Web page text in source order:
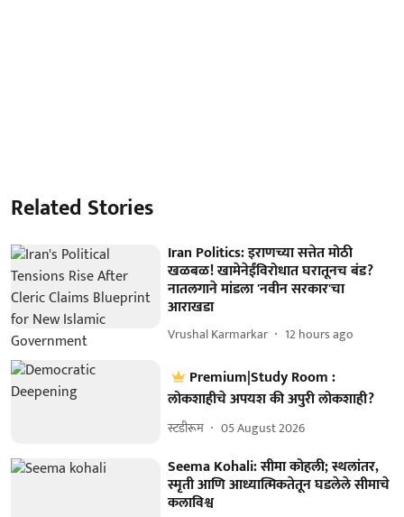
Related Stories
Iran Politics: इराणच्या सत्तेत मोठी
खळबळ! खामेनेईंविरोधात घरातूनच बंड?
नातलगाने मांडला 'नवीन सरकार'चा
आराखडा
Vrushal Karmarkar 12 hours ago
Premium|Study Room :
लोकशाहीचे अपयश की अपुरी लोकशाही?
स्टडीरूम 05 August 2026
Seema Kohali: सीमा कोहली; स्थलांतर,
स्मृती आणि आध्यात्मिकतेतून घडलेले सीमाचे
कलाविश्व